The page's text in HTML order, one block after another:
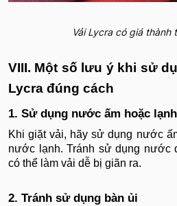
Vải Lycra có giá thành
VIII. Một số lưu ý khi sử
Lycra đúng cách
1. Sử dụng nước ấm hoặc lạnh
Khi giặt vải, hãy sử dụng nước
nước lạnh. Tránh sử dụng nước
có thể làm vải dễ bị giãn ra.
2. Tránh sử dụng bàn ủi